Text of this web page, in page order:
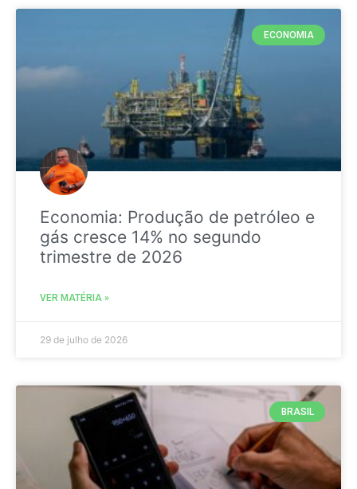
ECONOMIA
Economia: Produção de petróleo e
gás cresce 14% no segundo
trimestre de 2026
VER MATÉRIA »
29 de julho de 2026
BRASIL